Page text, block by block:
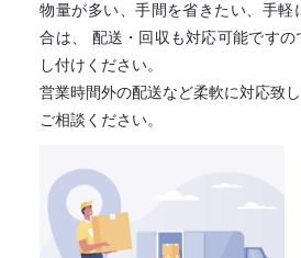
物量が多い、手間を省きたい、手軽
合は、
配送・回収も対応可能です
し付けください。
営業時間外の配送など柔軟に対応致
ご相談ください。